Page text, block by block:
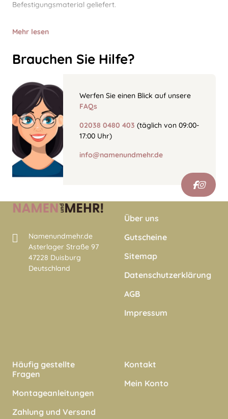
Befestigungsmaterial geliefert.
Mehr lesen
Brauchen Sie Hilfe?
Werfen Sie einen Blick auf unsere
FAQs
02038 0480 403 (täglich von 09:00-
17:00 Uhr)
info@namenundmehr.de
Namenundmehr.de
Asterlager Straße 97
47228 Duisburg
Deutschland
Über uns
Gutscheine
Sitemap
Datenschutzerklärung
AGB
Impressum
Häufig gestellte
Fragen
Montageanleitungen
Zahlung und Versand
Kontakt
Mein Konto